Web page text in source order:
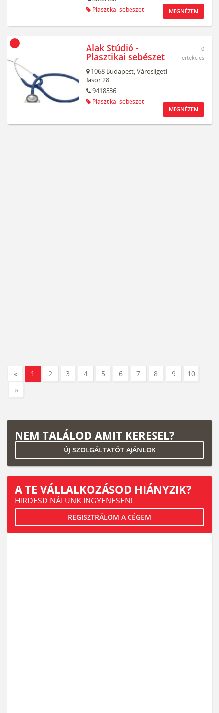
Plasztikai sebészet MEGNÉZEM
Alak Stúdió -
Plasztikai sebészet
1068 Budapest,Városligeti
fasor 28.
9418336
Plasztikai sebészet
0
értékelés
MEGNÉZEM
« 1 2 3 4 5 6 7 8 9
10
»
NEM TALÁLOD AMIT KERESEL?
ÚJ SZOLGÁLTATÓT AJÁNLOK
A TE VÁLLALKOZÁSOD HIÁNYZIK?
HIRDESD NÁLUNK INGYENESEN!
REGISZTRÁLOM A CÉGEM